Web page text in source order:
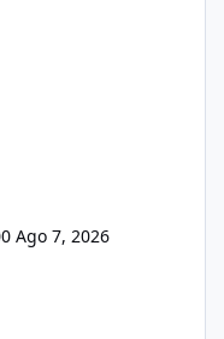
Ago 7, 2026